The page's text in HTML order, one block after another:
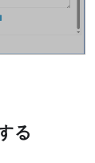
る